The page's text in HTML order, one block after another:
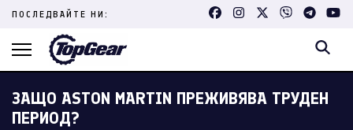
Skip
content
ПОСЛЕДВАЙТЕ НИ:
ЗАЩО ASTON MARTIN ПРЕЖИВЯВА ТРУДЕН
ПЕРИОД?